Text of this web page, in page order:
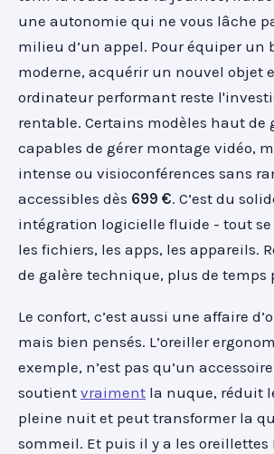
une autonomie qui ne vous lâche
milieu d’un appel. Pour équiper un
moderne, acquérir un nouvel objet
ordinateur performant reste
rentable. Certains modèles haut de
capables de gérer montage vidéo,
intense ou visioconférences sans
accessibles dès 699 €. C’est du
intégration logicielle fluide - tout se
les fichiers, les apps, les appareils.
de galère technique, plus de temps
Le confort, c’est aussi une affaire
mais bien pensés. L’oreiller
exemple, n’est pas qu’un
soutient vraiment la nuque, réduit
pleine nuit et peut transformer la
sommeil. Et puis il y a les